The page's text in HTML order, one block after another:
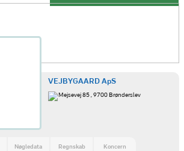
VEJBYGAARD ApS
Mejsevej 85 , 9700 Brønderslev
Nøgledata Regnskab Koncern